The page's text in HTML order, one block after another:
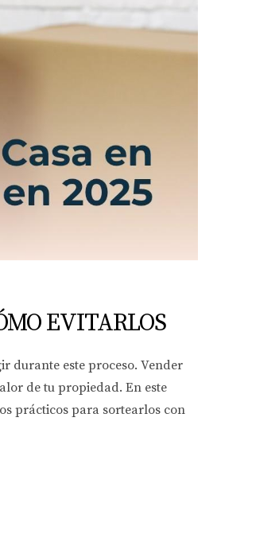
EVITARLOS
durante este proceso. Vender
de tu propiedad. En este
prácticos para sortearlos con